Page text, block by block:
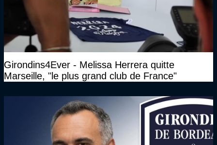
Girondins4Ever - Melissa Herrera quitte
Marseille, "le plus grand club de France"